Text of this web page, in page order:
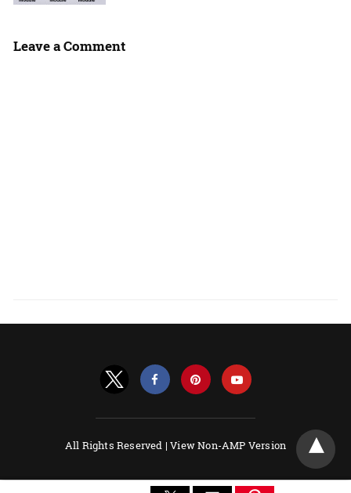
Leave a Comment
All Rights Reserved |View Non-AMP Version